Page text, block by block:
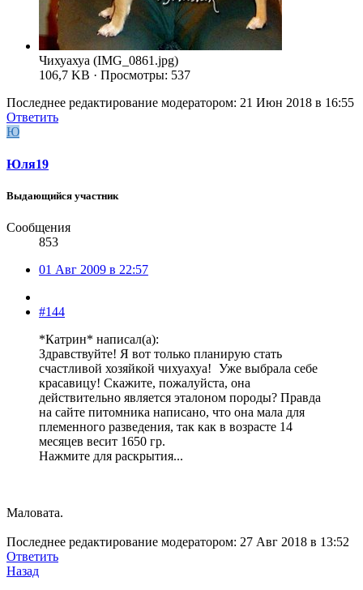
Чихуахуа (IMG_0861.jpg)
106,7 KB · Просмотры: 537
Последнее редактирование модератором: 21 Июн 2018 в 16:55
Ответить
Ю
Юля19
Выдающийся участник
Сообщения
853
01 Авг 2009 в 22:57
#144
*Катрин* написал(а):
Здравствуйте! Я вот только планирую стать
счастливой хозяйкой чихуахуа! Уже выбрала себе
красавицу! Скажите, пожалуйста, она
действительно является эталоном породы? Правда
на сайте питомника написано, что она мала для
племенного разведения, так как в возрасте 14
месяцев весит 1650 гр.
Нажмите для раскрытия...
Маловата.
Последнее редактирование модератором: 27 Авг 2018 в 13:52
Ответить
Назад